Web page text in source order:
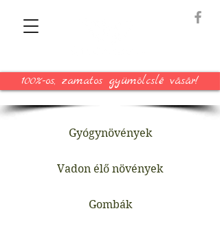
100%-os, zamatos gyümölcslé vásár!
Gyógynövények
Vadon élő növények
Gombák